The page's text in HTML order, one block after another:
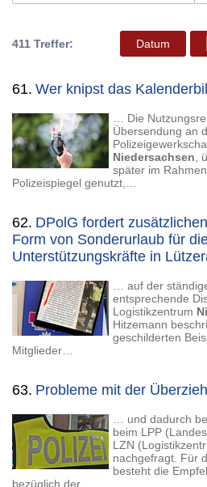
411 Treffer: Datum
61. Wer knipst das
… Die
Übersendung an
Niedersachsen ,
später im
Polizeispiegel genutzt,…
62. DPolG fordert
Form von Sonderurlaub für
Unterstützungskräfte in
… auf der
entsprechende
Logistikzentrum
Hitzemann
geschilderten
Mitglieder…
63. Probleme mit der
… und dadurch
beim LPP
LZN
nachgefragt. Für
besteht die
bezüglich der…